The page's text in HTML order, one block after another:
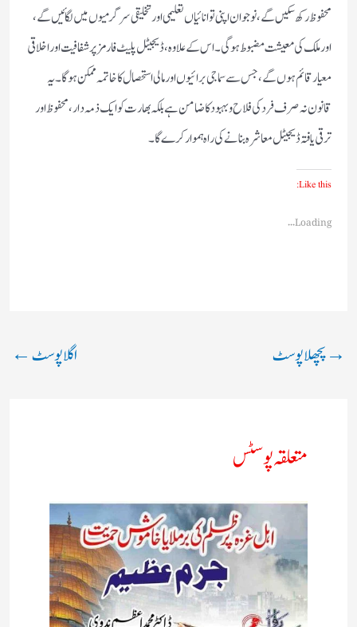
محفوظ رکھ سکیں گے، نوجوان اپنی توانائیاں تعلیمی اور تخلیقی سرگرمیوں میں لگائیں گے،
اور ملک کی معیشت مضبوط ہوگی۔ اس کے علاوہ، ڈیجیٹل پلیٹ فارمز پر شفافیت اور اخلاقی
معیار قائم ہوں گے، جس سے سماجی برائیوں اور مالی استحصال کا خاتمہ ممکن ہوگا۔ یہ
قانون نہ صرف فرد کی فلاح و بہبود کا ضامن ہے بلکہ بھارت کو ایک ذمہ دار، محفوظ اور
ترقی یافتہ ڈیجیٹل معاشرہ بنانے کی راہ ہموار کرے گا۔
Like this:
Loading...
→پچھلا پوسٹ اگلا پوسٹ←
متعلقہ پوسٹس